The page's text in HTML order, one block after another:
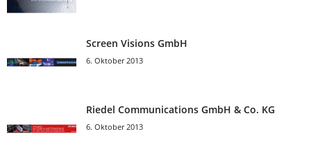
Screen Visions GmbH
6. Oktober 2013
Riedel Communica­tions GmbH & Co. KG
6. Oktober 2013